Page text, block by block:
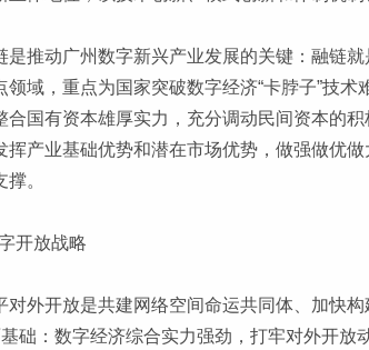
是推动广州数字新兴产业发展的关键：融链
域，重点为国家突破数字经济“卡脖子”技
合国有资本雄厚实力，充分调动民间资本的
挥产业基础优势和潜在市场优势，做强做优
。
开放战略
对外开放是共建网络空间命运共同体、加快
础：数字经济综合实力强劲，打牢对外开